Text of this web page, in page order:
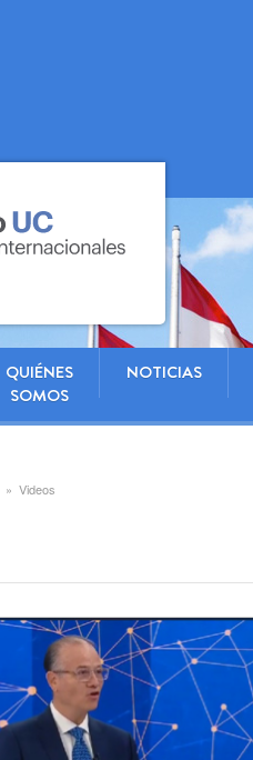
QUIÉNES
SOMOS
NOTICIAS
Videos